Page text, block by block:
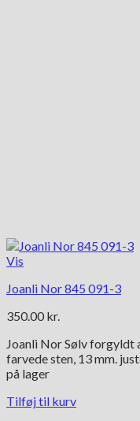
Vis
Joanli Nor 845 091-3
350.00 kr.
Joanli Nor Sølv forgyldt
farvede sten, 13 mm.
på lager
Tilføj til kurv